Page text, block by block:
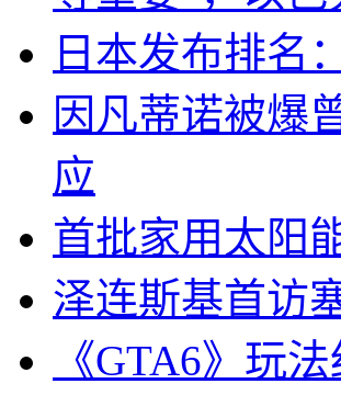
日本发布排名
因凡蒂诺被爆
应
首批家用太阳
泽连斯基首访
《GTA6》玩